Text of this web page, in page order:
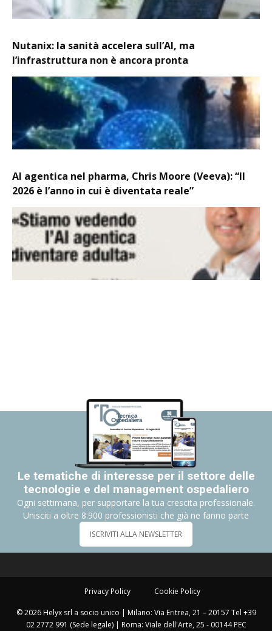
Nutanix: la sanità accelera sull’AI, ma
l’infrastruttura non è ancora pronta
AI agentica nel pharma, Chris Moore (Veeva): “Il
2026 è l’anno in cui è diventata reale”
Le tematiche di interesse per il settore delle
tecnologie e del management ospedaliero
Ogni settimana, per supportare la tua crescita professionale.
Unisciti a oltre 8.900 professionisti che già ne fanno parte
ISCRIVITI ALLA NEWSLETTER
Privacy Policy Cookie Policy
© 2026 Helyx srl a socio unico | Milano: Via Eritrea, 21 – 20157 Tel +39
02 2772 991 (Sede legale) | Roma: Viale dell'Arte, 25 - 00144 PEC